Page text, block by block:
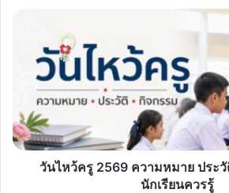
2569
ความ
หมาย
ประวัติ
และ
กิจกรรม
วันไหว้ครู 2569 ความหมาย ประ
นักเรียนควรรู้